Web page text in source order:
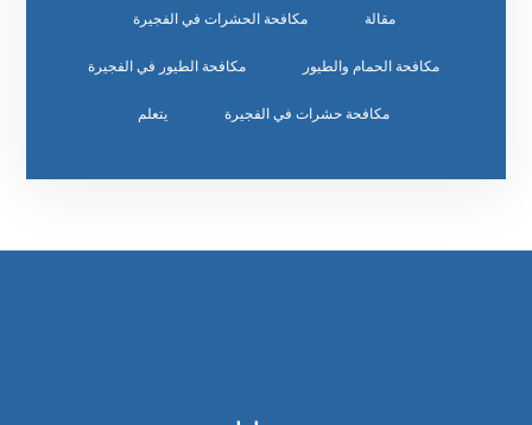
مقالة مكافحة الحشرات في الفجيرة
مكافحة الحمام والطيور مكافحة الطيور في الفجيرة
مكافحة حشرات في الفجيرة يتعلم